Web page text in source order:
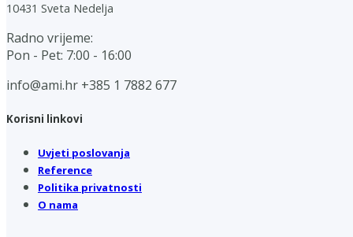
10431 Sveta Nedelja
Radno vrijeme:
Pon - Pet: 7:00 - 16:00
info@ami.hr +385 1 7882 677
Korisni linkovi
Uvjeti poslovanja
Reference
Politika privatnosti
O nama